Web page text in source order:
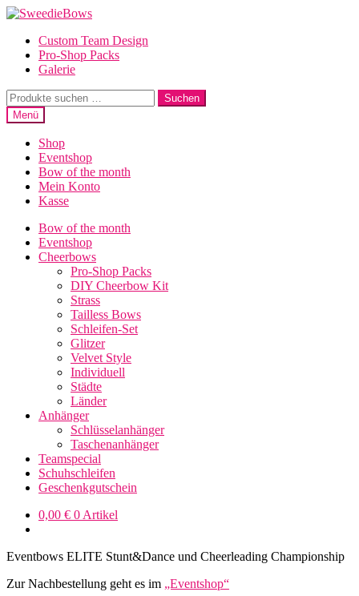
Zur
springen
Zum
springenCustom Team Design
Pro-Shop Packs
Galerie
Suche
nach:
Suchen
Menü
Shop
Eventshop
Bow of the month
Mein Konto
Kasse
Bow of the month
Eventshop
Cheerbows
Pro-Shop Packs
DIY Cheerbow Kit
Strass
Tailless Bows
Schleifen-Set
Glitzer
Velvet Style
Individuell
Städte
Länder
Anhänger
Schlüsselanhänger
Taschenanhänger
Teamspecial
Schuhschleifen
Geschenkgutschein
0,00 € 0 Artikel
Eventbows ELITE Stunt&Dance und Cheerleading Championship
Zur Nachbestellung geht es im „Eventshop“